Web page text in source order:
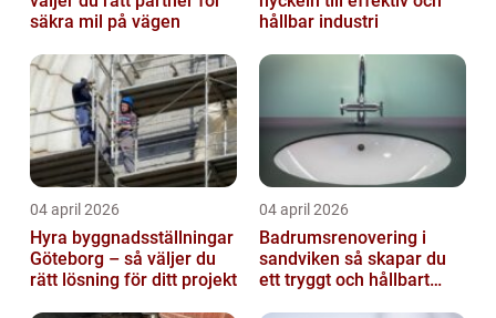
säkra mil på vägen
hållbar industri
04 april 2026
Hyra byggnadsställningar
Göteborg – så väljer du
rätt lösning för ditt projekt
04 april 2026
Badrumsrenovering i
sandviken så skapar du
ett tryggt och hållbart